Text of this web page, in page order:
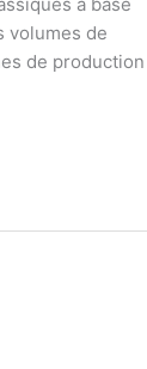
à base
volumes de
de production